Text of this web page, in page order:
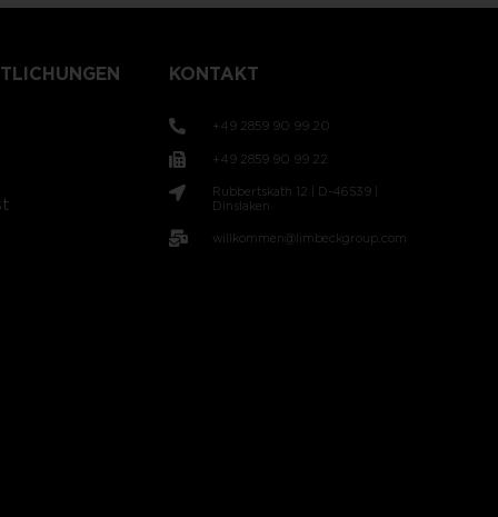
KONTAKT
+49 2859 90 99 20
+49 2859 90 99 22
Rubbertskath 12 | D-46539 |
Dinslaken
willkommen@limbeckgroup.com